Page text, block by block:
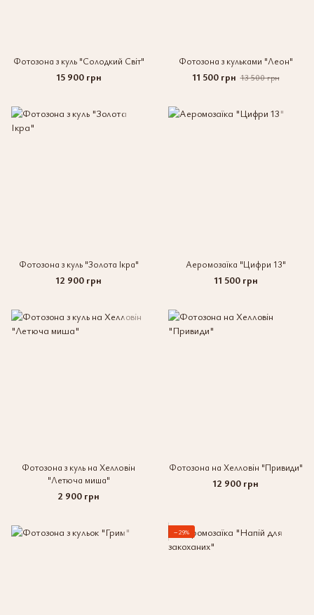
Фотозона з куль "Солодкий Світ"
15 900 грн
Фотозона з кульками "Леон"
11 500 грн 13 500 грн
Фотозона з куль "Золота Ікра"
12 900 грн
Аеромозаїка "Цифри 13"
11 500 грн
Фотозона з куль на Хелловін
"Летюча миша"
2 900 грн
Фотозона на Хелловін "Привиди"
12 900 грн
−29%